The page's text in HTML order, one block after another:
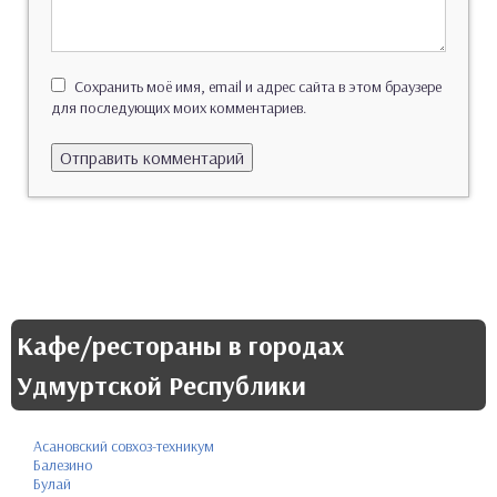
Сохранить моё имя, email и адрес сайта в этом браузере
для последующих моих комментариев.
Кафе/рестораны в городах
Удмуртской Республики
Асановский совхоз-техникум
Балезино
Булай